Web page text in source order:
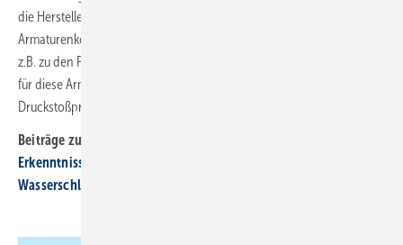
die Hersteller gefordert, dies durch entsprechende
Armaturenkonstruktionen umzusetzen. Eine Produkt-Prüfnorm analog
z.B. zu den Prüfnormen für Druckspüler oder Füllventilen wäre auch
für diese Armaturenart im Zusammenhang mit der
Druckstoßproblematik sicherlich hilfreich.
Beiträge zum SBZ-Praxistest:
Erkenntnisse aus dem SBZ-Praxistest
Wasserschlägen einen Dämpfer verpassen